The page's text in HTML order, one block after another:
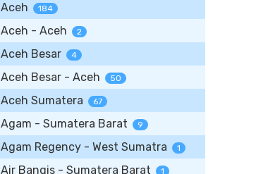
Aceh 184
Aceh - Aceh 2
Aceh Besar 4
Aceh Besar - Aceh 50
Aceh Sumatera 67
Agam - Sumatera Barat 9
Agam Regency - West Sumatra 1
Air Bangis - Sumatera Barat 1